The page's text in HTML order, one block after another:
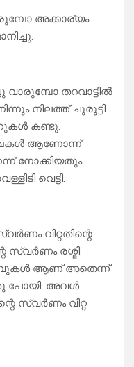
വരുമ്പോ അക്കാര്യം
വാരുമ്പോ തറവാട്ടിൽ
നിലത്ത് ചുരുട്ടി
കണ്ടു.
ആണോന്ന്
നോക്കിയതും
വെട്ടി.
വിറ്റതിന്റെ
രശ്മി
ആണ് അതെന്ന്
പോയി. അവൾ
സ്വർണം വിറ്റ